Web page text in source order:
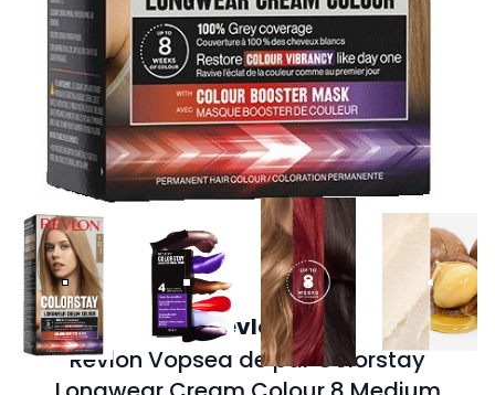
Revlon
Revlon Vopsea de par Colorstay